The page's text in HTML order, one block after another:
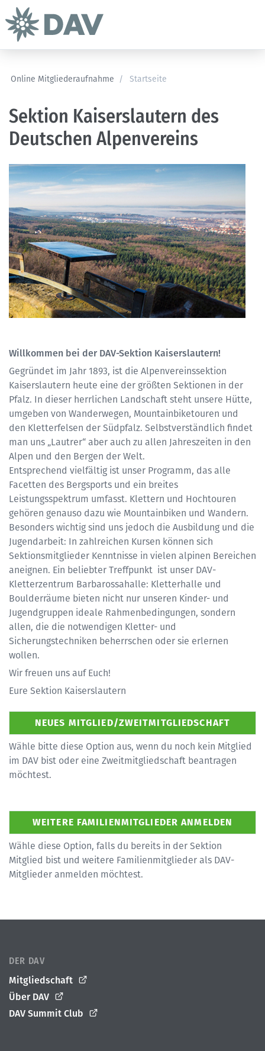
Online Mitgliederaufnahme / Startseite
Sektion Kaiserslautern des
Deutschen Alpenvereins
Willkommen bei der DAV-Sektion Kaiserslautern!
Gegründet im Jahr 1893, ist die Alpenvereinssektion
Kaiserslautern heute eine der größten Sektionen in der
Pfalz. In dieser herrlichen Landschaft steht unsere Hütte,
umgeben von Wanderwegen, Mountainbiketouren und
den Kletterfelsen der Südpfalz. Selbstverständlich findet
man uns „Lautrer“ aber auch zu allen Jahreszeiten in den
Alpen und den Bergen der Welt.
Entsprechend vielfältig ist unser Programm, das alle
Facetten des Bergsports und ein breites
Leistungsspektrum umfasst. Klettern und Hochtouren
gehören genauso dazu wie Mountainbiken und Wandern.
Besonders wichtig sind uns jedoch die Ausbildung und die
Jugendarbeit: In zahlreichen Kursen können sich
Sektionsmitglieder Kenntnisse in vielen alpinen Bereichen
aneignen. Ein beliebter Treffpunkt ist unser DAV-
Kletterzentrum Barbarossahalle: Kletterhalle und
Boulderräume bieten nicht nur unseren Kinder- und
Jugendgruppen ideale Rahmenbedingungen, sondern
allen, die die notwendigen Kletter- und
Sicherungstechniken beherrschen oder sie erlernen
wollen.
Wir freuen uns auf Euch!
Eure Sektion Kaiserslautern
Wähle bitte diese Option aus, wenn du noch kein Mitglied
im DAV bist oder eine Zweitmitgliedschaft beantragen
möchtest.
Wähle diese Option, falls du bereits in der Sektion
Mitglied bist und weitere Familienmitglieder als DAV-
Mitglieder anmelden möchtest.
DER DAV
Mitgliedschaft
Über DAV
DAV Summit Club